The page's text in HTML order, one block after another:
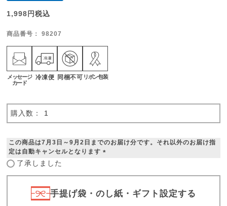
1,998 税込
商品番号 98207
メッセージ
カード
冷凍便 同梱不可 リボン包装
この商品は7月3日～9月2日までのお届け分です。それ以外のお届け指
定は自動キャンセルとなります
)
了承しました
手提げ袋・のし紙・ギフト設定する